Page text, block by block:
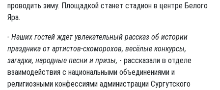
проводить зиму. Площадкой станет стадион в центре Белого
Яра.
- Наших гостей ждёт увлекательный рассказ об истории
праздника от артистов-скоморохов, весёлые конкурсы,
загадки, народные песни и призы, - рассказали в отделе
взаимодействия с национальными объединениями и
религиозными конфессиями администрации Сургутского